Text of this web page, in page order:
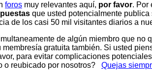
foros muy relevantes aquí, por favor. Por
que usted potencialmente publica
de los casi 50 mil visitantes diarios a
de algún miembro que no
gratuita también. Si usted
para evitar complicaciones
o reubicado por nosotros? Quejas